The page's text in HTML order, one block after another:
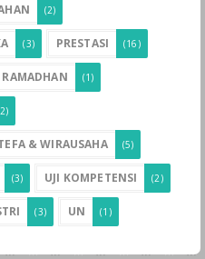
(2)
(3) PRESTASI (16)
RAMADHAN (1)
& WIRAUSAHA (5)
(3) UJI KOMPETENSI (2)
(3) UN (1)